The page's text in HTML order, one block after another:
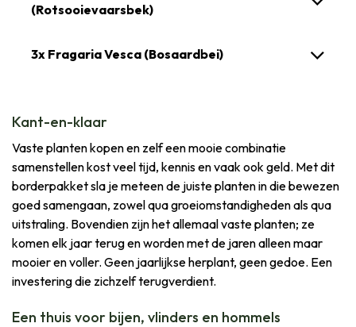
(Rotsooievaarsbek)
3x Fragaria Vesca (Bosaardbei)
Kant-en-klaar
Vaste planten kopen en zelf een mooie combinatie
samenstellen kost veel tijd, kennis en vaak ook geld. Met dit
borderpakket sla je meteen de juiste planten in die bewezen
goed samengaan, zowel qua groeiomstandigheden als qua
uitstraling. Bovendien zijn het allemaal vaste planten; ze
komen elk jaar terug en worden met de jaren alleen maar
mooier en voller. Geen jaarlijkse herplant, geen gedoe. Een
investering die zichzelf terugverdient.
Een thuis voor bijen, vlinders en hommels